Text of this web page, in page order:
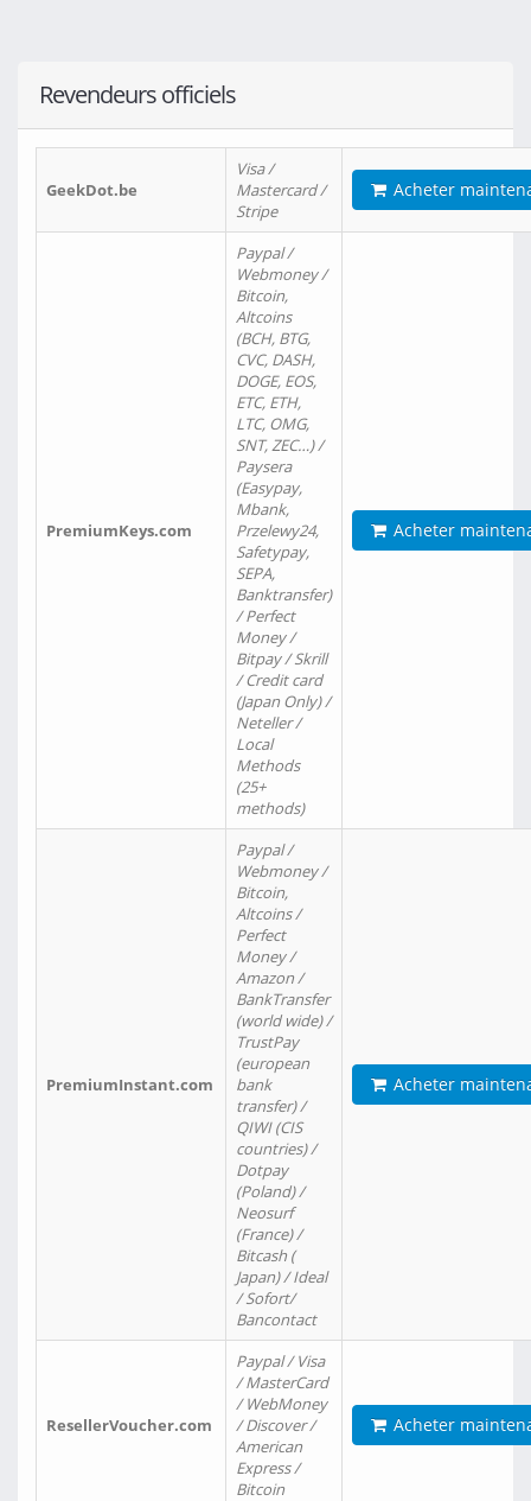
Revendeurs officiels
GeekDot.be
Visa /
Mastercard /
Stripe
Acheter
PremiumKeys.com
Paypal /
Webmoney /
Bitcoin,
Altcoins
(BCH, BTG,
CVC, DASH,
DOGE, EOS,
ETC, ETH,
LTC, OMG,
SNT, ZEC…) /
Paysera
(Easypay,
Mbank,
Przelewy24,
Safetypay,
SEPA,
Banktransfer)
/ Perfect
Money /
Bitpay / Skrill
/ Credit card
(Japan Only) /
Neteller /
Local
Methods
(25+
methods)
Acheter
PremiumInstant.com
Paypal /
Webmoney /
Bitcoin,
Altcoins /
Perfect
Money /
Amazon /
BankTransfer
(world wide) /
TrustPay
(european
bank
transfer) /
QIWI (CIS
countries) /
Dotpay
(Poland) /
Neosurf
(France) /
Bitcash (
Japan) / Ideal
/ Sofort/
Bancontact
Acheter
ResellerVoucher.com
Paypal / Visa
/ MasterCard
/ WebMoney
/ Discover /
American
Express /
Bitcoin
Acheter